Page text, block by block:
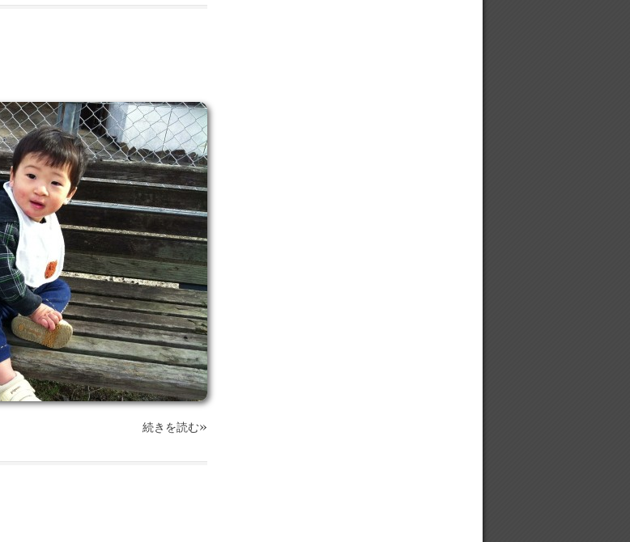
続きを読む»